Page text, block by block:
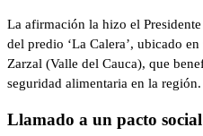
La afirmación la hizo el
del predio ‘La Calera’, ubicado
Zarzal (Valle del Cauca), que
seguridad alimentaria en la región.
Llamado a un pacto social